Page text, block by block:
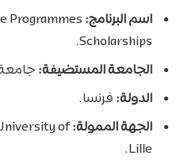
اسم البرنامج: Programmes
Scholarships.
الجامعة المستضيفة:
الدولة: فرنسا.
الجهة الممولة:of
Lille.